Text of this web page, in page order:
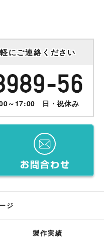
にご連絡ください
～17:00 日・祝休み
ジ
製作実績